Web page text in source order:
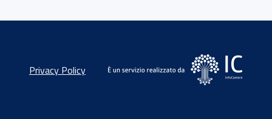
Privacy Policy